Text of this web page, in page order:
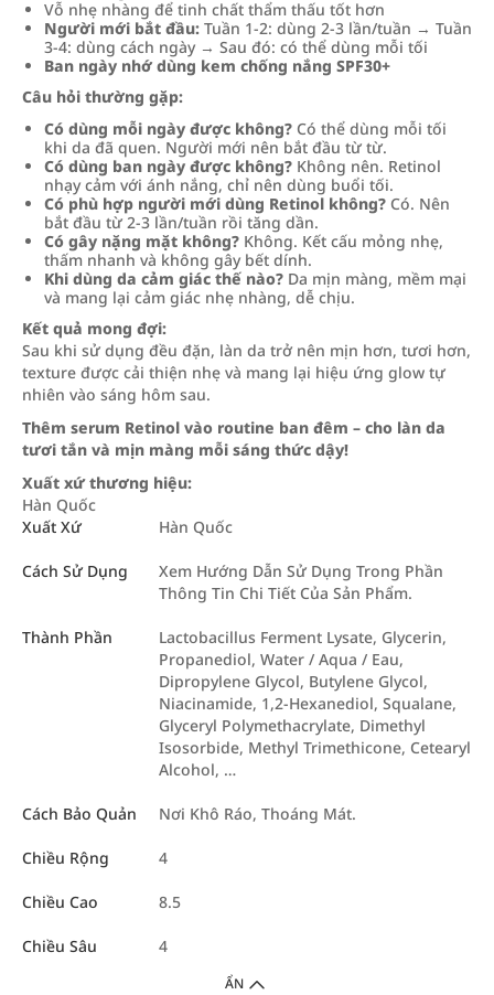
Vỗ nhẹ nhàng để tinh chất thẩm thấu tốt hơn
Người mới bắt đầu: Tuần 1-2: dùng 2-3 lần/tuần → Tuần
3-4: dùng cách ngày → Sau đó: có thể dùng mỗi tối
Ban ngày nhớ dùng kem chống nắng SPF30+
Câu hỏi thường gặp:
Có dùng mỗi ngày được không? Có thể dùng mỗi tối
khi da đã quen. Người mới nên bắt đầu từ từ.
Có dùng ban ngày được không? Không nên. Retinol
nhạy cảm với ánh nắng, chỉ nên dùng buổi tối.
Có phù hợp người mới dùng Retinol không? Có. Nên
bắt đầu từ 2-3 lần/tuần rồi tăng dần.
Có gây nặng mặt không? Không. Kết cấu mỏng nhẹ,
thấm nhanh và không gây bết dính.
Khi dùng da cảm giác thế nào? Da mịn màng, mềm mại
và mang lại cảm giác nhẹ nhàng, dễ chịu.
Kết quả mong đợi:
Sau khi sử dụng đều đặn, làn da trở nên mịn hơn, tươi hơn,
texture được cải thiện nhẹ và mang lại hiệu ứng glow tự
nhiên vào sáng hôm sau.
Thêm serum Retinol vào routine ban đêm – cho làn da
tươi tắn và mịn màng mỗi sáng thức dậy!
Xuất xứ thương hiệu:
Hàn Quốc
Xuất Xứ
Hàn Quốc
Cách Sử Dụng
Xem Hướng Dẫn Sử Dụng Trong Phần
Thông Tin Chi Tiết Của Sản Phẩm.
Thành Phần
Lactobacillus Ferment Lysate, Glycerin,
Propanediol, Water / Aqua / Eau,
Dipropylene Glycol, Butylene Glycol,
Niacinamide, 1,2-Hexanediol, Squalane,
Glyceryl Polymethacrylate, Dimethyl
Isosorbide, Methyl Trimethicone, Cetearyl
Alcohol, …
Cách Bảo Quản Nơi Khô Ráo, Thoáng Mát.
Chiều Rộng 4
Chiều Cao 8.5
Chiều Sâu 4
ẨN